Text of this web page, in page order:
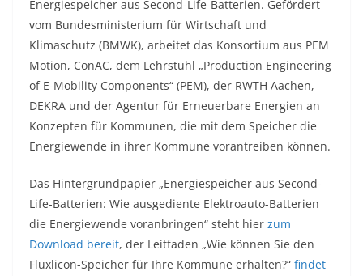
Energiespeicher aus Second-Life-Batterien. Gefördert
vom Bundesministerium für Wirtschaft und
Klimaschutz (BMWK), arbeitet das Konsortium aus PEM
Motion, ConAC, dem Lehrstuhl „Production Engineering
of E-Mobility Components“ (PEM), der RWTH Aachen,
DEKRA und der Agentur für Erneuerbare Energien an
Konzepten für Kommunen, die mit dem Speicher die
Energiewende in ihrer Kommune vorantreiben können.
Das Hintergrundpapier „Energiespeicher aus Second-
Life-Batterien: Wie ausgediente Elektroauto-Batterien
die Energiewende voranbringen“ steht hier zum
Download bereit, der Leitfaden „Wie können Sie den
Fluxlicon-Speicher für Ihre Kommune erhalten?“ findet